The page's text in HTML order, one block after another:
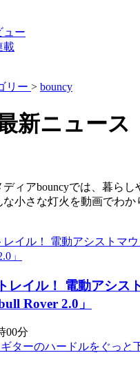
ュー
載
リー > bouncy
新ニュース
ィアbouncyでは、暮らし
小さな灯火を動画でわか
レイル！ 電動アシス
Rover 2.0」
00分